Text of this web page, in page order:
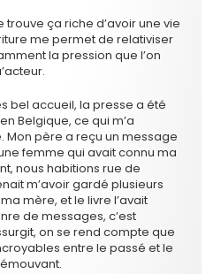
trouve ça riche d’avoir une vie
me permet de relativiser
la pression que l’on
bel accueil, la presse a été
Belgique, ce qui m’a
père a reçu un message
femme qui avait connu ma
nous habitions rue de
m’avoir gardé plusieurs
mère, et le livre l’avait
de messages, c’est
on se rend compte que
entre le passé et le